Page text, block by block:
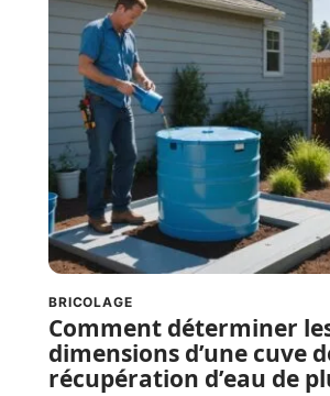
BRICOLAGE
Comment déterminer
dimensions d’une cuve
récupération d’eau de